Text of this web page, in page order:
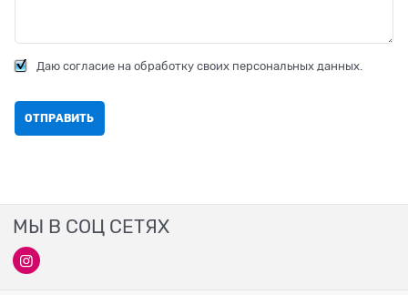
Даю согласие на обработку своих персональных данных.
МЫ В СОЦ СЕТЯХ